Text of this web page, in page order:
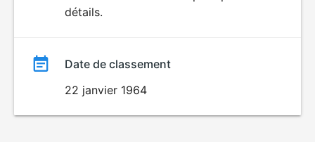
détails.
Date de classement
22 janvier 1964